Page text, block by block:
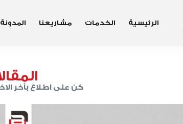
الرئيسية الخدمات مشاريعنا المدونة
كن على اطلاع بأخر